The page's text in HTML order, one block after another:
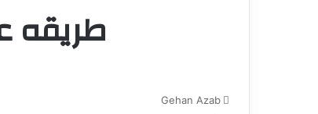
طريقه
Gehan Azab